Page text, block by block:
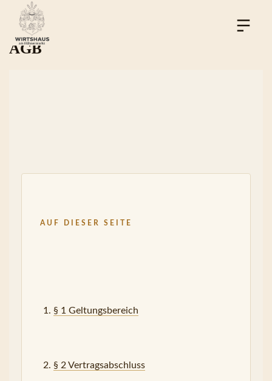
AGB
AUF DIESER SEITE
§ 1 Geltungsbereich
§ 2 Vertragsabschluss